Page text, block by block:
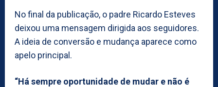
No final da publicação, o padre Ricardo Esteves
deixou uma mensagem dirigida aos seguidores.
A ideia de conversão e mudança aparece como
apelo principal.
“Há sempre oportunidade de mudar e não é